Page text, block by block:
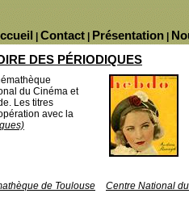
Présentation
Contact
DES PÉRIODIQUES
du Cinéma et
Les titres
avec la
de Toulouse
Centre National